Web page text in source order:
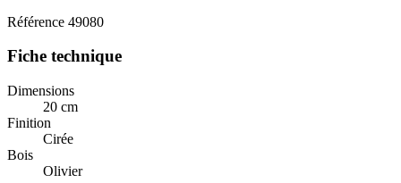
Référence 49080
Fiche technique
Dimensions
20 cm
Finition
Cirée
Bois
Olivier